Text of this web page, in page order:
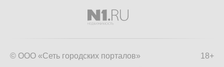
18+
© ООО «Сеть городских порталов»